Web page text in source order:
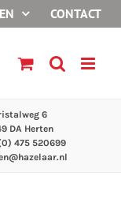
CONTACT
6
DA Herten
475 520699